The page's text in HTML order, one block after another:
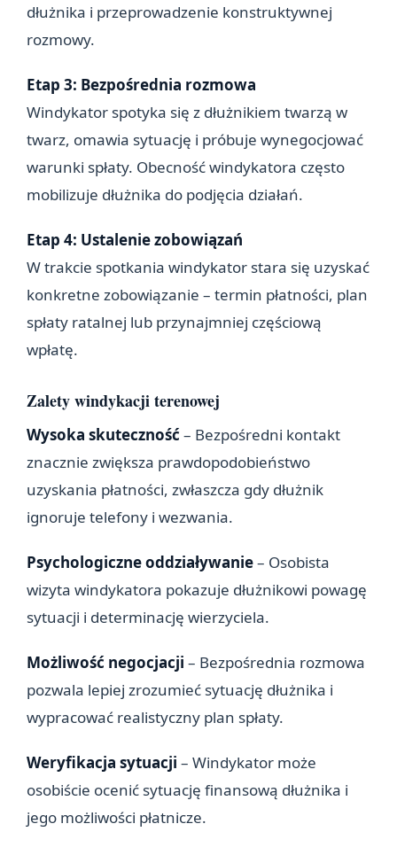
dłużnika i przeprowadzenie konstruktywnej
rozmowy.
Etap 3: Bezpośrednia rozmowa
Windykator spotyka się z dłużnikiem twarzą w
twarz, omawia sytuację i próbuje wynegocjować
warunki spłaty. Obecność windykatora często
mobilizuje dłużnika do podjęcia działań.
Etap 4: Ustalenie zobowiązań
W trakcie spotkania windykator stara się uzyskać
konkretne zobowiązanie – termin płatności, plan
spłaty ratalnej lub przynajmniej częściową
wpłatę.
Zalety windykacji terenowej
Wysoka skuteczność – Bezpośredni kontakt
znacznie zwiększa prawdopodobieństwo
uzyskania płatności, zwłaszcza gdy dłużnik
ignoruje telefony i wezwania.
Psychologiczne oddziaływanie– Osobista
wizyta windykatora pokazuje dłużnikowi powagę
sytuacji i determinację wierzyciela.
Możliwość negocjacji – Bezpośrednia rozmowa
pozwala lepiej zrozumieć sytuację dłużnika i
wypracować realistyczny plan spłaty.
Weryfikacja sytuacji – Windykator może
osobiście ocenić sytuację finansową dłużnika i
jego możliwości płatnicze.